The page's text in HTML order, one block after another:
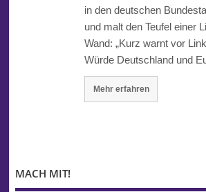
in den deutschen
und malt den Teufel einer
Wand: „Kurz warnt vor
Würde Deutschland und
Mehr erfahren
MACH MIT!